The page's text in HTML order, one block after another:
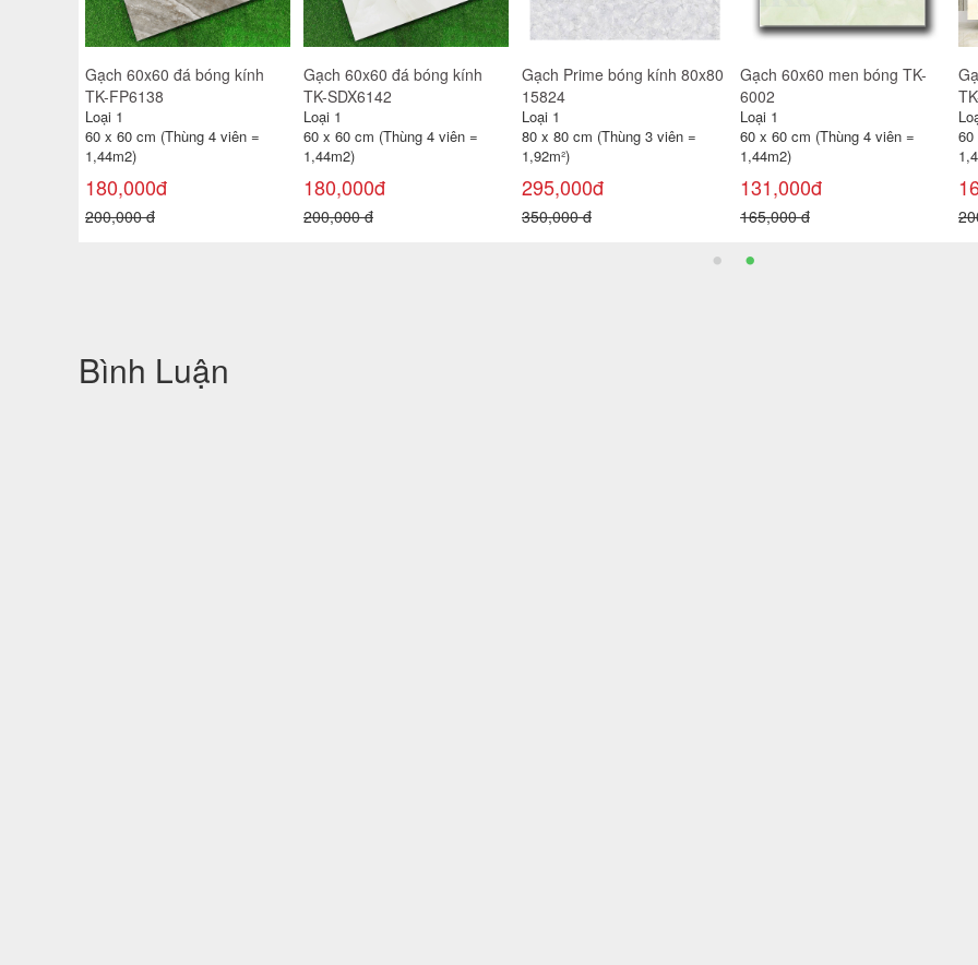
Gạch lát 50x50 lụa HG-
33DVG58840
Loại 1
50 x 50 cm (Thùng 4 viên =
1m²)
110,000đ
150,000 đ
Gạch Prime đá bóng kính
60x60 TP15657
Loại 1
60 x 60 cm (Thùng 4 viên =
1,44m²)
180,000đ
210,000 đ
Gạch lát sân 50x50 NL-
KR5855
Loại 1
50 x 50 cm (Thùng 4 viên = 1
m² )
120,000đ
150,000 đ
Gạch Prime đá bóng kính
60x60 TP15631D
Loại 1
60 x 60 cm (Thùng 4 viên =
1,44m²)
200,000đ
220,000 đ
80
Bình Luận